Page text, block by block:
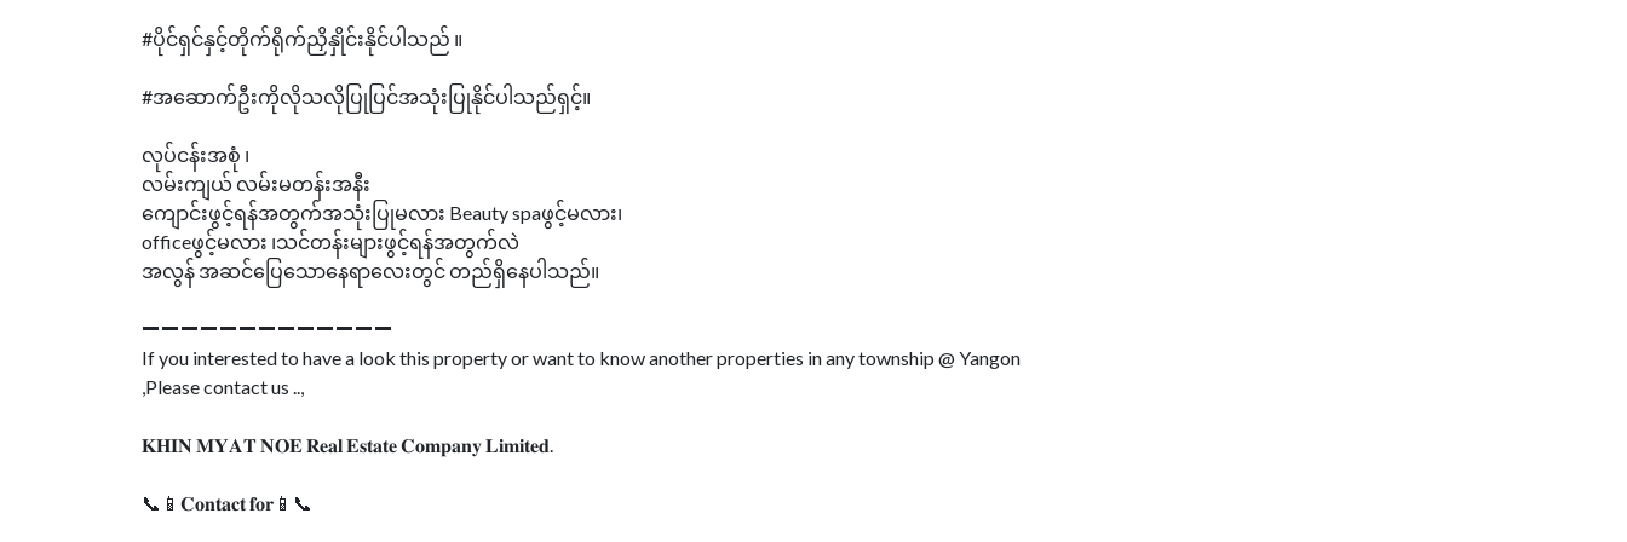
#ပိုင်ရှင်နှင့်တိုက်ရိုက်ညှိနှိုင်းနိုင်ပါသည် ။
#အဆောက်ဦးကိုလိုသလိုပြုပြင်အသုံးပြုနိုင်ပါသည်ရှင့်။
လုပ်ငန်းအစုံ ၊
လမ်းကျယ် လမ်းမတန်းအနီး
ကျောင်းဖွင့်ရန်အတွက်အသုံးပြုမလား Beauty spaဖွင့်မလား၊
officeဖွင့်မလား ၊သင်တန်းများဖွင့်ရန်အတွက်လဲ
အလွန် အဆင်ပြေသောနေရာလေးတွင် တည်ရှိနေပါသည်။
➖➖➖➖➖➖➖➖➖➖➖➖➖
If you interested to have a look this property or want to know another properties in any township @ Yangon
,Please contact us ..,
𝐊𝐇𝐈𝐍 𝐌𝐘𝐀𝐓 𝐍𝐎𝐄 𝐑𝐞𝐚𝐥 𝐄𝐬𝐭𝐚𝐭𝐞 𝐂𝐨𝐦𝐩𝐚𝐧𝐲 𝐋𝐢𝐦𝐢𝐭𝐞𝐝.
📞📱𝐂𝐨𝐧𝐭𝐚𝐜𝐭 𝐟𝐨𝐫📱📞